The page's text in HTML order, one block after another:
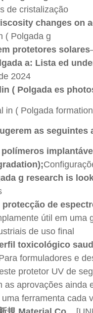
de cristalização
changes on
( Polgada g
protetores solares
a: Lista ed
2024
( Polgada es
in ( Polgada
as
g research is
de
útil em uma
de uso final
toxicológico
formuladores e
protetor UV de
as aprovações ainda
ferramenta cada